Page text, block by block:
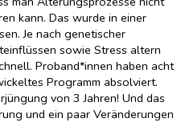
kann. Das wurde in einer
Je nach genetischer
sowie Stress altern
Proband*innen haben acht
Programm absolviert.
von 3 Jahren! Und das
und ein paar Veränderungen